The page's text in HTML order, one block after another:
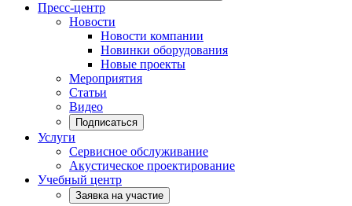
Пресс-центр
Новости
Новости компании
Новинки оборудования
Новые проекты
Мероприятия
Статьи
Видео
Подписаться
Услуги
Сервисное обслуживание
Акустическое проектирование
Учебный центр
Заявка на участие